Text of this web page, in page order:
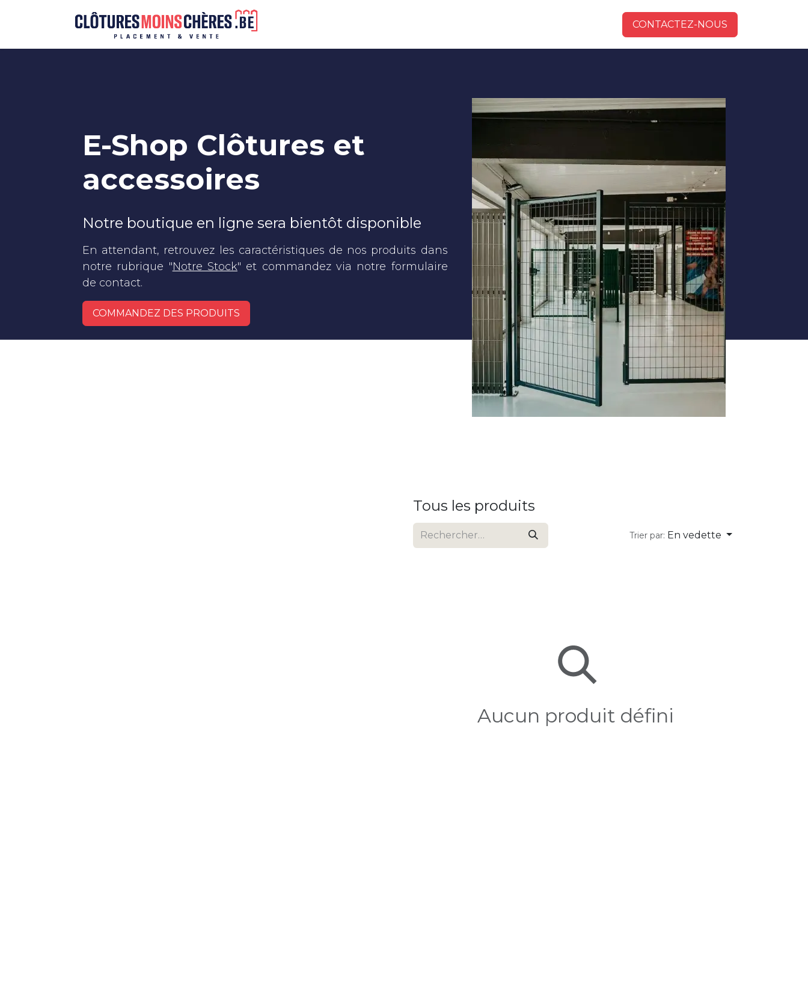
CONTACTEZ-NOUS
E-Shop Clôtures et
accessoires
Notre boutique en ligne sera bientôt disponible
En attendant, retrouvez les caractéristiques de nos produits dans
notre rubrique "Notre Stock" et commandez via notre formulaire
de contact.
COMMANDEZ DES PRODUITS
Tous les produits
Trier par: En vedette
Aucun produit défini